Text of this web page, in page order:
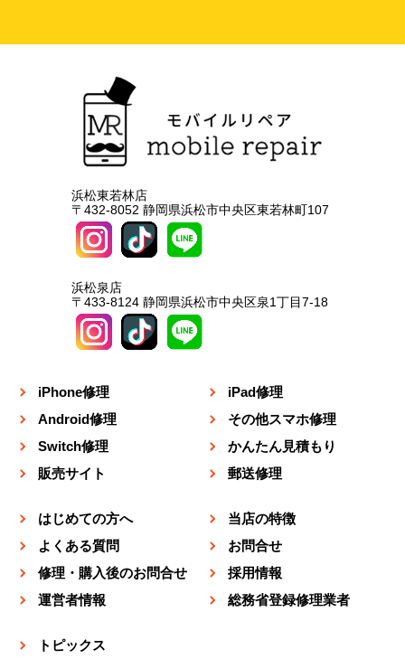
浜松東若林店
〒432-8052 静岡県浜松市中央区東若林町107
浜松泉店
〒433-8124 静岡県浜松市中央区泉1丁目7-18
iPhone修理
iPad修理
Android修理
その他スマホ修理
Switch修理
かんたん見積もり
販売サイト
郵送修理
はじめての方へ
当店の特徴
よくある質問
お問合せ
修理・購入後のお問合せ
採用情報
運営者情報
総務省登録修理業者
トピックス